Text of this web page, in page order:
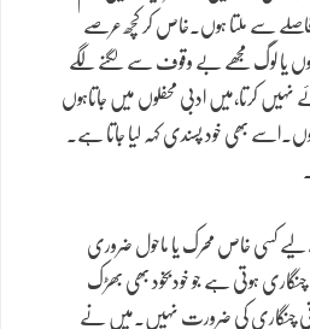
سے ملتا ہوں۔خاص کر کچھ عرصے
یا لوگ مجھے بے وقوف سے لگنے لگے
نہیں کرتا،میں ادبی محفلوں میں جاتاہوں
ہوں۔اسے بھی خود پسندی کہہ لیا جاتا ہے۔
کسی خاص محرک یا ماحول ضروری
ہوتی ہے جو خودبخود بھی بھڑک
چنگاری کی ضرورت نہیں۔میں نے